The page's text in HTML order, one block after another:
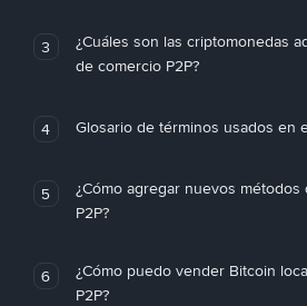
3
¿Cuáles son las criptomonedas
de comercio P2P?
4 Glosario de términos usados en
5
¿Cómo agregar nuevos
P2P?
6
¿Cómo puedo vender Bitcoin
P2P?